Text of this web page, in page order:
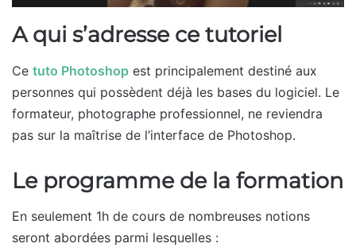
A qui s’adresse ce tutoriel
Ce tuto Photoshop est principalement destiné aux
personnes qui possèdent déjà les bases du logiciel. Le
formateur, photographe professionnel, ne reviendra
pas sur la maîtrise de l’interface de Photoshop.
Le programme de la formation
En seulement 1h de cours de nombreuses notions
seront abordées parmi lesquelles :